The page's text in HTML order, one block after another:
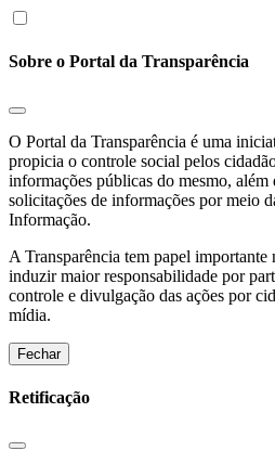
Sobre o Portal da Transparência
O Portal da Transparência é uma
propicia o controle social pelos
informações públicas do mesmo, além
solicitações de informações por meio
Informação.
A Transparência tem papel importante
induzir maior responsabilidade por
controle e divulgação das ações por
mídia.
Fechar
Retificação